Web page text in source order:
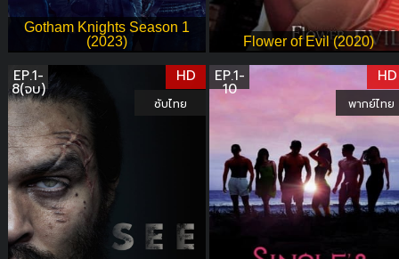
Gotham Knights Season 1
(2023)
Flower of Evil (2020)
EP.1-
8(จบ)
HD
ซับไทย
EP.1-
10
HD
พากย์ไทย